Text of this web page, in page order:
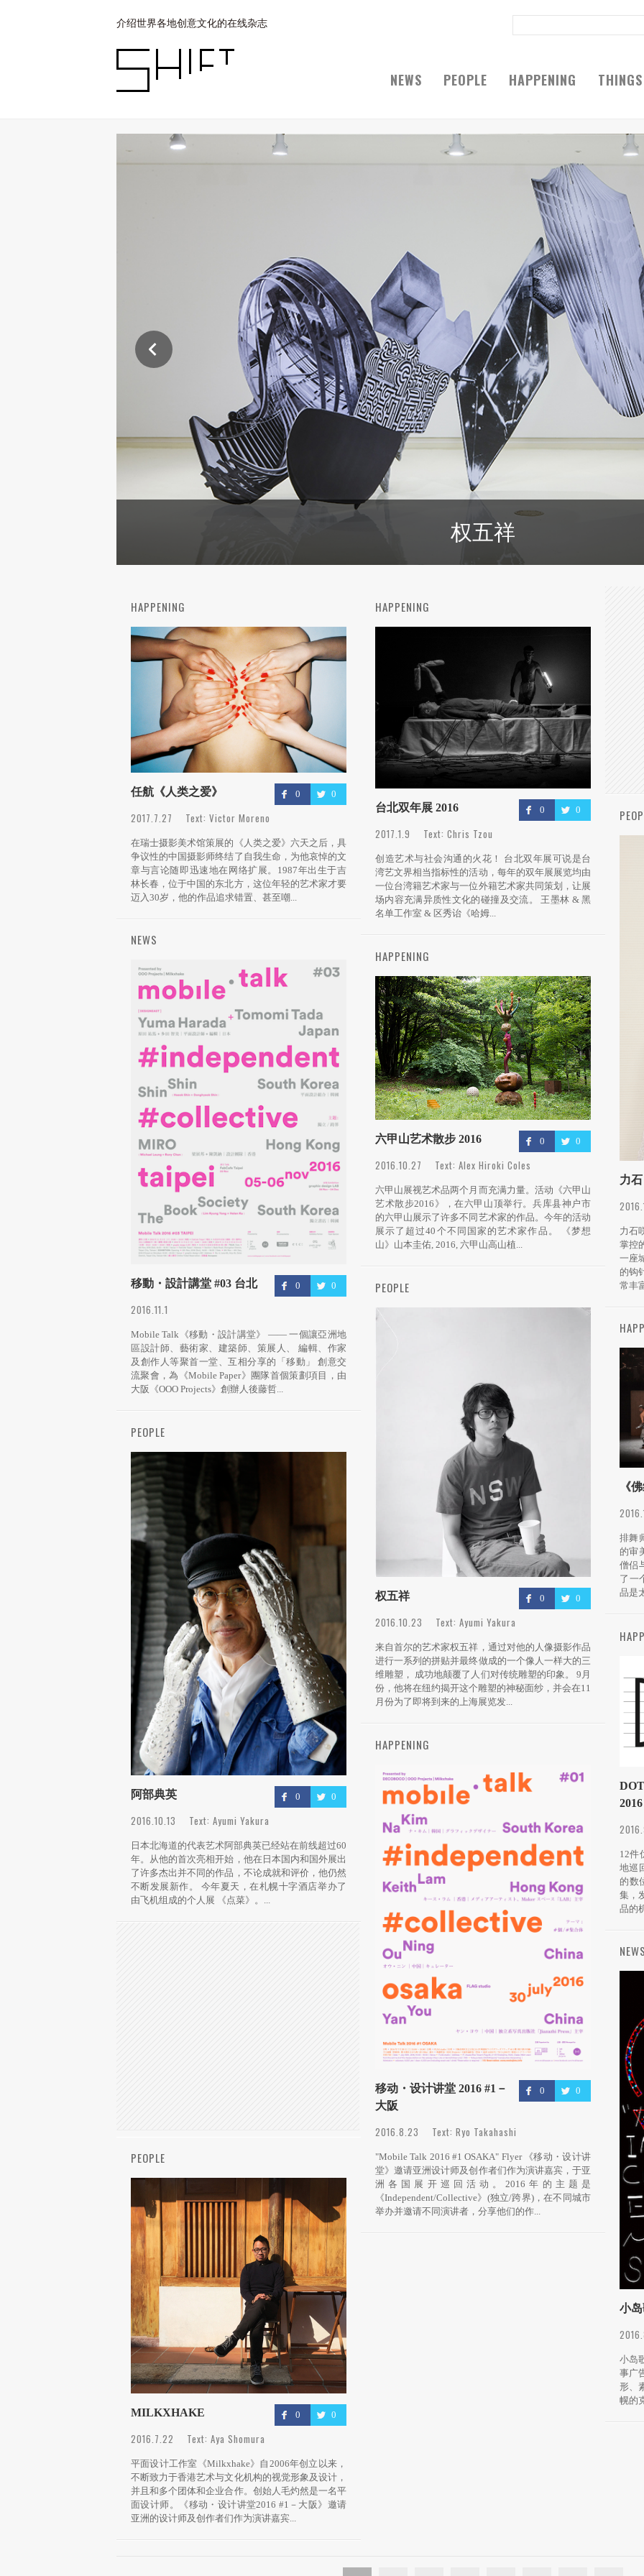
介绍世界各地创意文化的在线杂志
NEWS PEOPLE HAPPENING THINGS
权五祥
HAPPENING
0 0
任航《人类之爱》
2017.7.27 Text: Victor Moreno
在瑞士摄影美术馆策展的《人类之爱》六天之后，具
争议性的中国摄影师终结了自我生命，为他哀悼的文
章与言论随即迅速地在网络扩展。1987年出生于吉
林长春，位于中国的东北方，这位年轻的艺术家才要
迈入30岁，他的作品追求错置、甚至嘲...
HAPPENING
0 0
台北双年展 2016
2017.1.9 Text: Chris Tzou
创造艺术与社会沟通的火花！ 台北双年展可说是台
湾艺文界相当指标性的活动，每年的双年展展览均由
一位台湾籍艺术家与一位外籍艺术家共同策划，让展
场内容充满异质性文化的碰撞及交流。 王墨林 & 黑
名单工作室 & 区秀诒《哈姆...
力
力石
掌控
一座
的钩
常丰
NEWS
0 0
移動・設計講堂 #03 台北
2016.11.1
Mobile Talk《移動・設計講堂》 —— 一個讓亞洲地
區設計師、藝術家、建築師、策展人、 編輯、作家
及創作人等聚首一堂、互相分享的「移動」 創意交
流聚會，為《Mobile Paper》團隊首個策劃項目，由
大阪《OOO Projects》創辦人後藤哲...
HAPPENING
0 0
六甲山艺术散步 2016
2016.10.27 Text: Alex Hiroki Coles
六甲山展视艺术品两个月而充满力量。活动《六甲山
艺术散步2016》，在六甲山顶举行。兵库县神户市
的六甲山展示了许多不同艺术家的作品。今年的活动
展示了超过40个不同国家的艺术家作品。 《梦想
山》山本圭佑, 2016, 六甲山高山植...
PEOPLE
0 0
权五祥
2016.10.23 Text: Ayumi Yakura
来自首尔的艺术家权五祥，通过对他的人像摄影作品
进行一系列的拼贴并最终做成的一个像人一样大的三
维雕塑， 成功地颠覆了人们对传统雕塑的印象。 9月
份，他将在纽约揭开这个雕塑的神秘面纱，并会在11
月份为了即将到来的上海展览发...
《
排舞
的审
僧侣
了一
品是
PEOPLE
0 0
阿部典英
2016.10.13 Text: Ayumi Yakura
日本北海道的代表艺术阿部典英已经站在前线超过60
年。从他的首次亮相开始，他在日本国内和国外展出
了许多杰出并不同的作品，不论成就和评价，他仍然
不断发展新作。 今年夏天，在札幌十字酒店举​​办了
由飞机组成的个人展 《点菜》。...
2016
12件
地巡
的数
集，
品的
HAPPENING
0 0
移动・设计讲堂 2016 #1－
大阪
2016.8.23 Text: Ryo Takahashi
"Mobile Talk 2016 #1 OSAKA" Flyer 《移动・设计讲
堂》邀请亚洲设计师及创作者们作为演讲嘉宾，于亚
洲各国展开巡回活动。2016年的主题是
《Independent/Collective》(独立/跨界)，在不同城市
举办并邀请不同演讲者，分享他们的作...
小
小岛
事广
形、
幌的
PEOPLE
0 0
MILKXHAKE
2016.7.22 Text: Aya Shomura
平面设计工作室《Milkxhake》自2006年创立以来，
不断致力于香港艺术与文化机构的视觉形象及设计，
并且和多个团体和企业合作。创始人毛灼然是一名平
面设计师。《移动・设计讲堂2016 #1－大阪》邀请
亚洲的设计师及创作者们作为演讲嘉宾...